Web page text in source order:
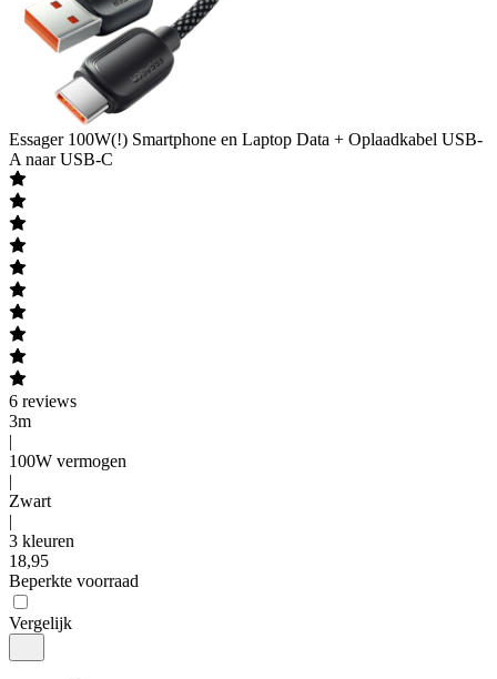
Essager 100W(!) Smartphone en Laptop Data + Oplaadkabel USB-
A naar USB-C
6 reviews
3m
|
100W vermogen
|
Zwart
|
3 kleuren
18,95
Beperkte voorraad
Vergelijk